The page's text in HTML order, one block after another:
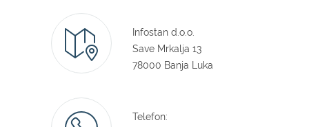
Infostan d.o.o.
Save Mrkalja 13
78000 Banja Luka
Telefon: